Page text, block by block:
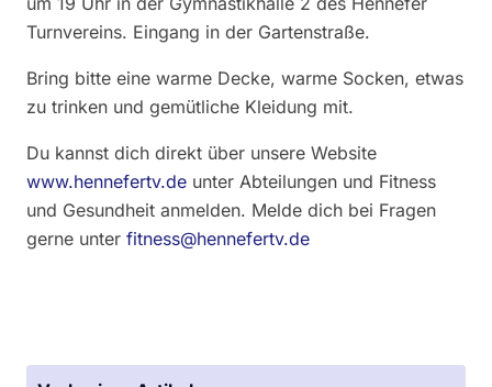
Turnvereins. Eingang in der Gartenstraße.
Bring bitte eine warme Decke, warme Socken, etwas
zu trinken und gemütliche Kleidung mit.
Du kannst dich direkt über unsere Website
www.hennefertv.de unter Abteilungen und Fitness
und Gesundheit anmelden. Melde dich bei Fragen
gerne unter fitness@hennefertv.de